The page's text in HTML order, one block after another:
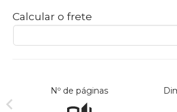
Calcular o frete
Nº de páginas